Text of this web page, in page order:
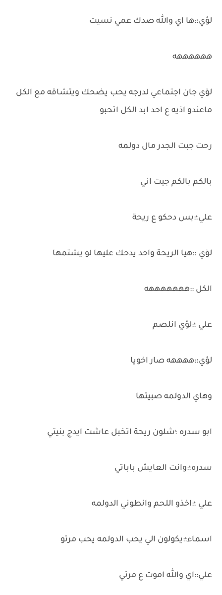
لؤي؛:ها اي والله صدك عمي نسيت
ههههههه
لؤي جان اجتماعي لدرجه يحب يضحك ويتشاقه مع الكل
ماعندو اذيه ع احد ابد الكل اتحبو
رحت جبت الجدر مال دولمه
بالكم بالكم جيت اني
علي؛:بس دحكو ع ريحة
لؤي ؛:هيا الريحة واحد يدحك عليها لو يشتمها
الكل ::هههههههه
علي ؛:لؤي انلصم
لؤي؛:ههههه صار اخويا
وهاي الدولمه صبيتها
ابو سدره ؛شلون ريحة اتخبل عاشت ايدج بنيتي
سدره؛:وانت العايش باباتي
علي ؛:اخذو اللحم وانطوني الدولمه
اسماء؛:يكولون الي يحب الدولمه يحب مرتو
علي::اي والله اموت ع مرتي